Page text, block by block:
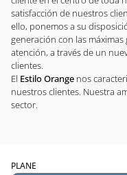
satisfacción de nuestros
ello, ponemos a su
generación con las
atención, a través de un
clientes.
El Estilo Orange nos
nuestros clientes. Nuestra
sector.
PLANE